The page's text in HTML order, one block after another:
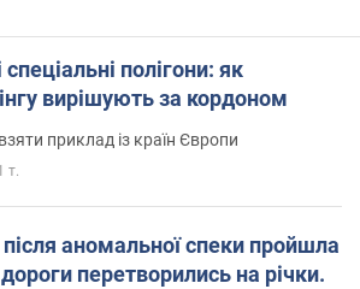
полігони: як
вирішують за кордоном
приклад із країн Європи
т.
аномальної спеки пройшла
перетворились на річки.